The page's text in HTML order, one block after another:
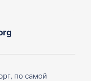
по самой